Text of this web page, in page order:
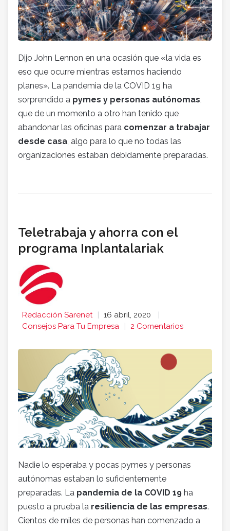
Dijo John Lennon en una ocasión que «la vida es
eso que ocurre mientras estamos haciendo
planes». La pandemia de la COVID 19 ha
sorprendido a pymes y personas autónomas,
que de un momento a otro han tenido que
abandonar las oficinas para comenzar a trabajar
desde casa, algo para lo que no todas las
organizaciones estaban debidamente preparadas.
Teletrabaja y ahorra con el
programa Inplantalariak
Redacción Sarenet
16 abril, 2020
Consejos Para Tu Empresa
2 Comentarios
Nadie lo esperaba y pocas pymes y personas
autónomas estaban lo suficientemente
preparadas. La pandemia de la COVID 19 ha
puesto a prueba la resiliencia de las empresas.
Cientos de miles de personas han comenzado a